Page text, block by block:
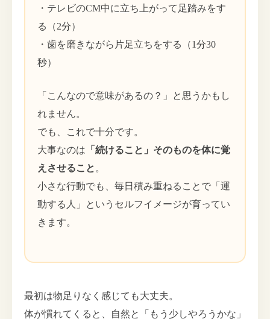
・テレビのCM中に立ち上がって足踏みをす
る（2分）
・歯を磨きながら片足立ちをする（1分30
秒）
「こんなので意味があるの？」と思うかもし
れません。
でも、これで十分です。
大事なのは 「続けること」そのものを体に覚
えさせること 。
小さな行動でも、毎日積み重ねることで「運
動する人」というセルフイメージが育ってい
きます。
最初は物足りなく感じても大丈夫。
体が慣れてくると、自然と「もう少しやろうかな」